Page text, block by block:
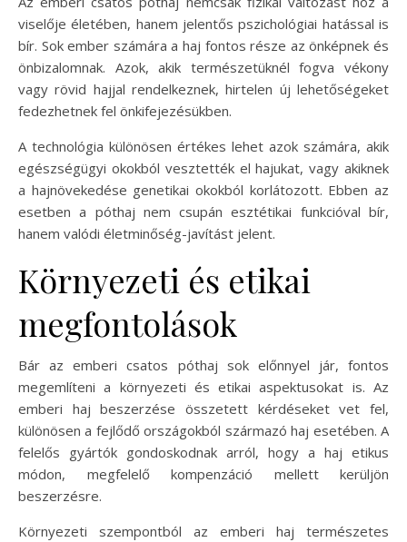
viselője életében, hanem jelentős pszichológiai hatással is
bír. Sok ember számára a haj fontos része az önképnek és
önbizalomnak. Azok, akik természetüknél fogva vékony
vagy rövid hajjal rendelkeznek, hirtelen új lehetőségeket
fedezhetnek fel önkifejezésükben.
A technológia különösen értékes lehet azok számára, akik
egészségügyi okokból vesztették el hajukat, vagy akiknek
a hajnövekedése genetikai okokból korlátozott. Ebben az
esetben a póthaj nem csupán esztétikai funkcióval bír,
hanem valódi életminőség-javítást jelent.
Környezeti és etikai
megfontolások
Bár az emberi csatos póthaj sok előnnyel jár, fontos
megemlíteni a környezeti és etikai aspektusokat is. Az
emberi haj beszerzése összetett kérdéseket vet fel,
különösen a fejlődő országokból származó haj esetében. A
felelős gyártók gondoskodnak arról, hogy a haj etikus
módon, megfelelő kompenzáció mellett kerüljön
beszerzésre.
Környezeti szempontból az emberi haj természetes